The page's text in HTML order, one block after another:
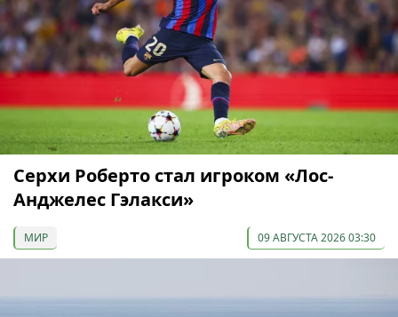
Серхи Роберто стал игроком «Лос-
Анджелес Гэлакси»
МИР 09 АВГУСТА 2026 03:30